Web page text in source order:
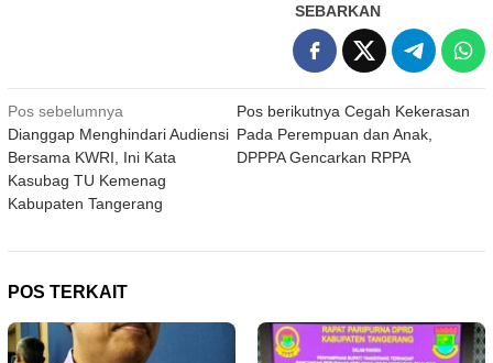
SEBARKAN
Navigasi
pos
Pos sebelumnya
Dianggap Menghindari Audiensi
Bersama KWRI, Ini Kata
Kasubag TU Kemenag
Kabupaten Tangerang
Pos berikutnya Cegah Kekerasan
Pada Perempuan dan Anak,
DPPPA Gencarkan RPPA
POS TERKAIT